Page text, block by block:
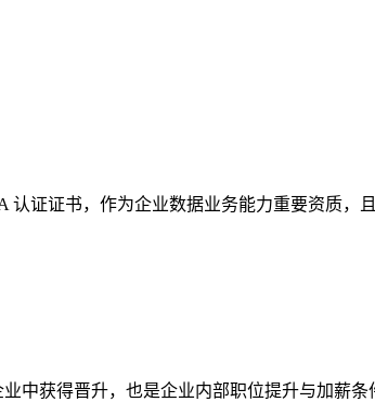
认证证书，作为企业数据业务能力重要资质
中获得晋升，也是企业内部职位提升与加薪条